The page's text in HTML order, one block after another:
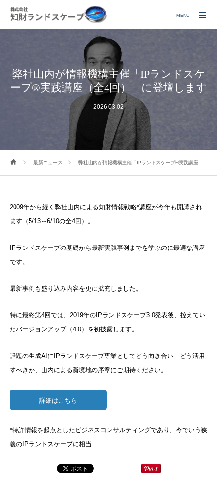
弊社山内が情報機構主催「IPランドスケ
ープ®実践講座（全4回）」に登壇します
2026.03.02
最新ニュース 弊社山内が情報機構主催「IPランドスケープ®実践講座（全4回）」に登壇します
2009年から続く弊社山内による知財情報戦略*講座が今年も開講され
ます（5/13～6/10の全4回）。
IPランドスケープの基礎から最新実践事例までを学ぶのに最適な講座
です。
最新事例も盛り込み内容を更に拡充しました。
特に最終第4回では、2019年のIPランドスケープ3.0発表後、控えてい
たバージョンアップ（4.0）を初披露します。
話題の生成AIにIPランドスケープ専業としてどう向き合い、どう活用
すべきか、山内による新境地の序章にご期待ください。
詳細はこちら
*特許情報を起点としたビジネスコンサルティングであり、今でいう狭
義のIPランドスケープに相当
MENU